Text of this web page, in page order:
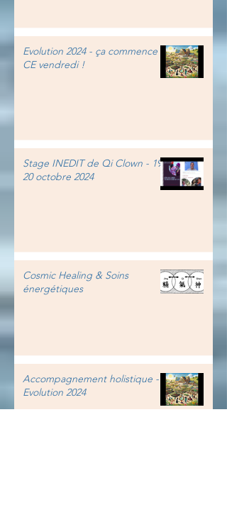
Evolution 2024 - ça commence
CE vendredi !
Stage INEDIT de Qi Clown - 19-
20 octobre 2024
Cosmic Healing & Soins
énergétiques
Accompagnement holistique -
Evolution 2024